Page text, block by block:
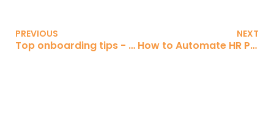
PREVIOUS
Top onboarding tips - Russian
NEXT
How to Automate HR Processes - Arabic